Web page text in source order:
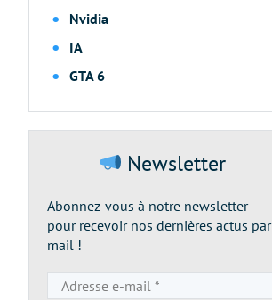
Nvidia
IA
GTA 6
Newsletter
Abonnez-vous à notre newsletter
pour recevoir nos dernières actus par
mail !